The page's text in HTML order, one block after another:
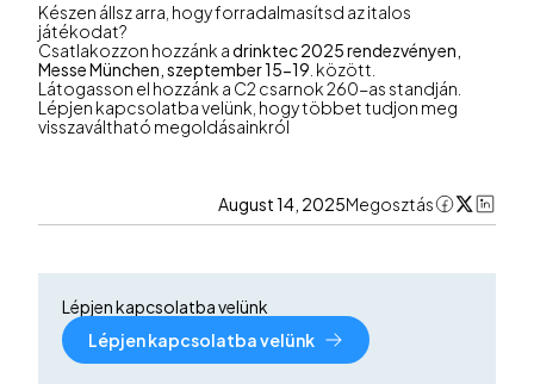
Készen állsz arra, hogy forradalmasítsd az italos
játékodat?
Csatlakozzon hozzánk adrinktec 2025 rendezvényen,
Messe München, szeptember 15-19 . között.
Látogasson el hozzánk a C2 csarnok 260-as standján.
Lépjen kapcsolatba velünk, hogy többet tudjon meg
visszaváltható megoldásainkról
August 14, 2025Megosztás
Lépjen kapcsolatba velünk
Lépjen kapcsolatba velünk